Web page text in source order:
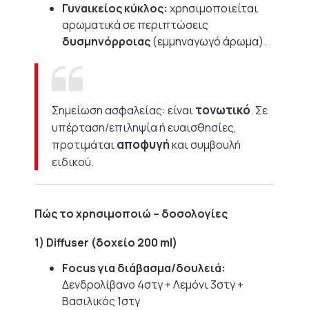
Γυναικείος κύκλος: χρησιμοποιείται
αρωματικά σε περιπτώσεις
δυσμηνόρροιας(εμμηναγωγό άρωμα).
Σημείωση ασφαλείας: είναιτονωτικό. Σε
υπέρταση/επιληψία ή ευαισθησίες,
προτιμάταιαποφυγήκαι συμβουλή
ειδικού.
Πώς το χρησιμοποιώ – δοσολογίες
1) Diffuser (δοχείο 200 ml)
Focus για διάβασμα/δουλειά:
Δενδρολίβανο 4στγ + Λεμόνι 3στγ +
Βασιλικός 1στγ